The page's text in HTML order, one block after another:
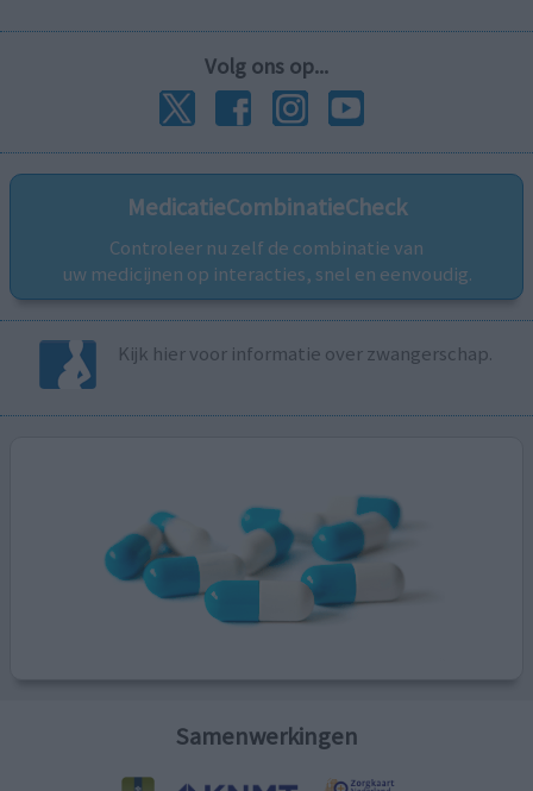
Volg ons op...
MedicatieCombinatieCheck
Controleer nu zelf de combinatie van
uw medicijnen op interacties, snel en eenvoudig.
Kijk hier voor informatie over zwangerschap.
Samenwerkingen